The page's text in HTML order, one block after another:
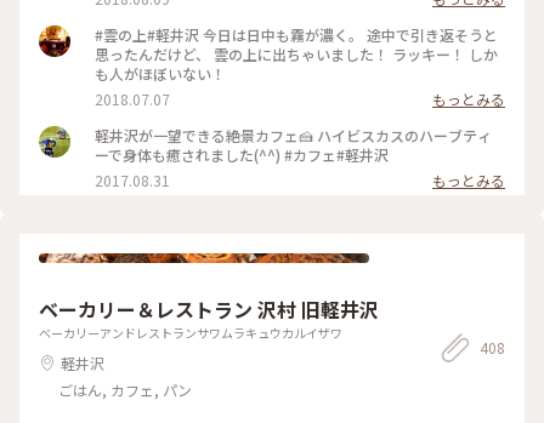
ブル席、ペットをお連れの方も安心なペット専用席もありま
す。 賑やかな街を離れてゆったりと過ごすにはもってこいのカ
フェです。
#雲の上#軽井沢 今日は日中も霧が濃く。 途中で引き返そうと
思ったんだけど、 雲の上に出ちゃいました！ ラッキー！ しか
も人がほぼいない！
2018.07.07
もっとみる
軽井沢が一望できる絶景カフェ🍰 ハイビスカスのハーブティ
ーで身体も癒されました(^^) #カフェ#軽井沢
2017.08.31
もっとみる
ベーカリー＆レストラン 沢村 旧軽井沢
ベーカリーアンドレストランサワムラキュウカルイザワ
軽井沢
ごはん, カフェ, パン
408